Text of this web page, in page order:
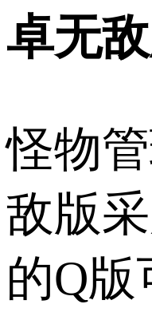
卓无
怪物
敌版
的Q版